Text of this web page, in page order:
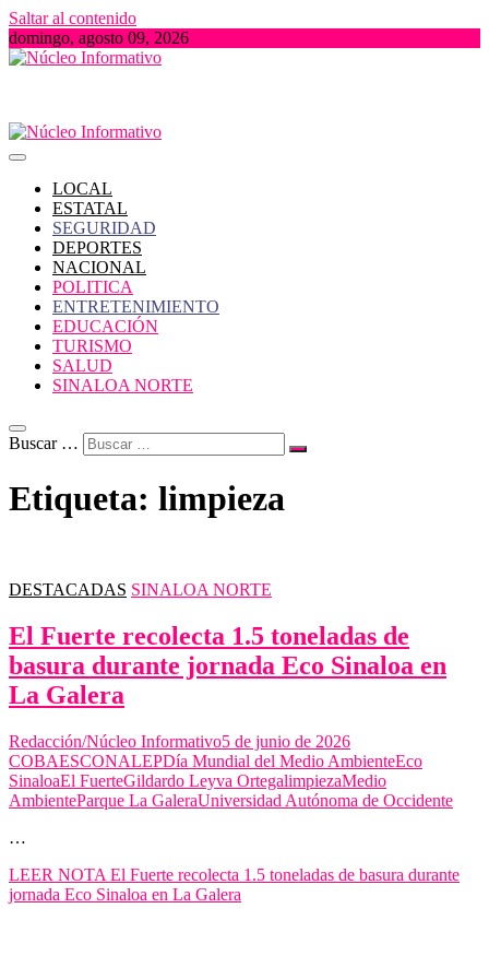
Saltar al contenido
domingo, agosto 09, 2026
LOCAL
ESTATAL
SEGURIDAD
DEPORTES
NACIONAL
POLITICA
ENTRETENIMIENTO
EDUCACIÓN
TURISMO
SALUD
SINALOA NORTE
Buscar …
Etiqueta: limpieza
DESTACADAS SINALOA NORTE
El Fuerte recolecta 1.5 toneladas de
basura durante jornada Eco Sinaloa en
La Galera
Redacción/Núcleo Informativo5 de junio de 2026
COBAESCONALEPDía Mundial del Medio AmbienteEco
SinaloaEl FuerteGildardo Leyva OrtegalimpiezaMedio
AmbienteParque La GaleraUniversidad Autónoma de Occidente
…
LEER NOTA El Fuerte recolecta 1.5 toneladas de basura durante
jornada Eco Sinaloa en La Galera